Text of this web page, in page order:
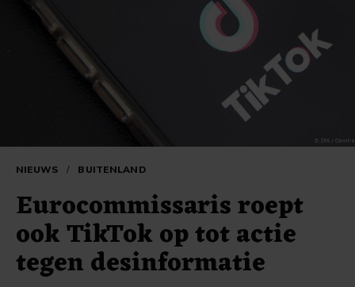
NIEUWS / BUITENLAND
Eurocommissaris roept
ook TikTok op tot actie
tegen desinformatie